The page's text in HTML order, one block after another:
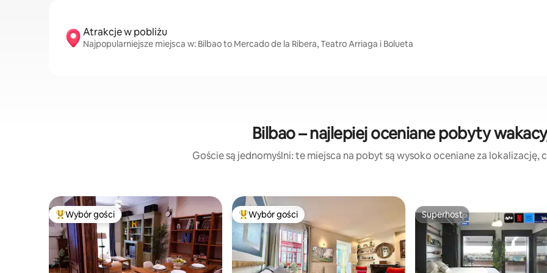
Atrakcje w pobliżu
Najpopularniejsze miejsca w: Bilbao to Mercado de la Ribera, Teatro Arriaga i Bolueta
Bilbao – najlepiej oceniane pobyty
Goście są jednomyślni: te miejsca na pobyt są wysoko oceniane za lokalizację,
Najpopularniejsze z kategorii Wybór gości
Wybór gości Najpopularniejsze z kategorii Wybór gości
Wybór gości Superhost
Superhost